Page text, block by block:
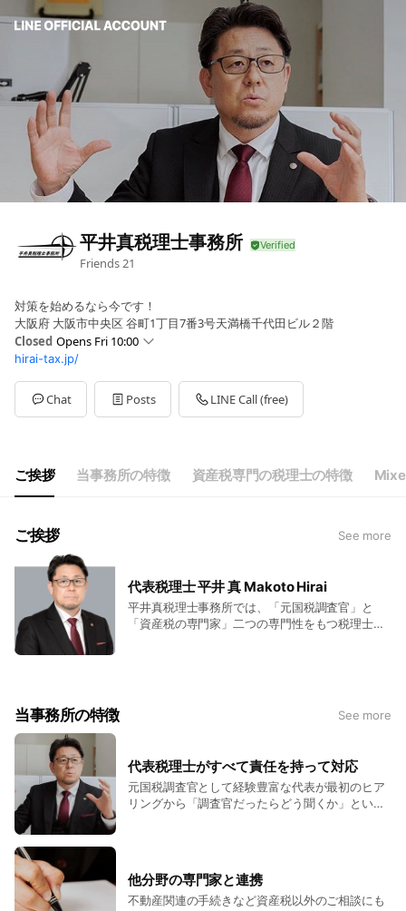
平井真税理士事務所
Friends21
対策を始めるなら今です！
大阪府 大阪市中央区 谷町1丁目7番3号天満橋千代田ビル２階
Closed Opens Fri 10:00
SunClosed
Mon10:00 - 17:00
Tue10:00 - 17:00
Wed10:00 - 17:00
SatClosed
hirai-tax.jp/
Chat Posts LINE Call (free)
ご挨拶 当事務所の特徴 資産税専門の税理士の特徴
ご挨拶 See more
代表税理士 平井 真 Makoto Hirai
平井真税理士事務所では、「元国税調査官」と
「資産税の専門家」二つの専門性をもつ税理士
繋がります。 専門の税理士がわかりやすく丁寧に
ください。
当事務所の特徴 See more
代表税理士がすべて責任を持って対応
元国税調査官として経験豊富な代表が最初のヒア
リングから「調査官だったらどう聞くか」という
他分野の専門家と連携
不動産関連の手続きなど資産税以外のご相談にも